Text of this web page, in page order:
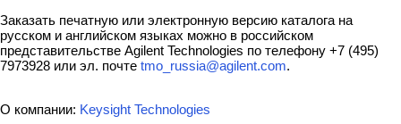
Заказать печатную или электронную версию каталога на
русском и английском языках можно в российском
представительстве Agilent Technologies по телефону +7 (495)
7973928 или эл. почте tmo_russia@agilent.com.
О компании: Keysight Technologies